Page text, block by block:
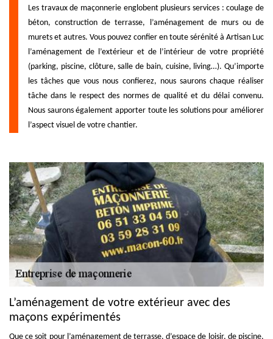
Les travaux de maçonnerie englobent plusieurs services : coulage de
béton, construction de terrasse, l’aménagement de murs ou de
murets et autres. Vous pouvez confier en toute sérénité à Artisan Luc
l’aménagement de l’extérieur et de l’intérieur de votre propriété
(parking, piscine, clôture, salle de bain, cuisine, living…). Qu’importe
les tâches que vous nous confierez, nous saurons chaque réaliser
tâche dans le respect des normes de qualité et du délai convenu.
Nous saurons également apporter toute les solutions pour améliorer
l’aspect visuel de votre chantier.
L’aménagement de votre extérieur avec des
maçons expérimentés
Que ce soit pour l’aménagement de terrasse, d’espace de loisir, de piscine,